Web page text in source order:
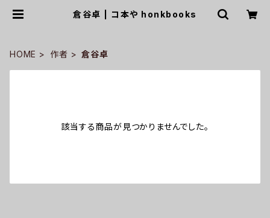
倉谷卓 | コ本や honkbooks
HOME 作者 倉谷卓
該当する商品が見つかりませんでした。